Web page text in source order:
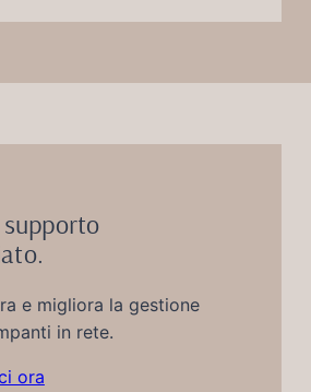
e migliora la gestione
in rete.
ora